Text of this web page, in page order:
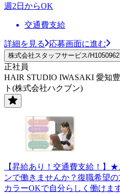
週2日からOK
交通費支給
詳細を見る 応募画面に進む
株式会社スタッフサービス/
正社員
HAIR STUDIO IWASAKI 愛知
ト(株式会社ハクブン)
【昇給あり！交通費支給！】
ンで働きませんか？復職希望
カラーOKで自分らしく働けま